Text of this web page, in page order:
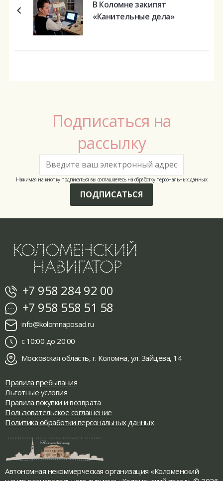
В Коломне закипят
«Канительные дела»
Подписаться на
рассылку
Нажимая на кнопку подписаться вы соглашаетесь на обработку персональных данных
ПОДПИСАТЬСЯ
+7 958 284 92 00
+7 958 558 51 58
info@kolomnaposad.ru
с 10:00 до 20:00
Московская область, г. Коломна, ул. Зайцева, 14
Правила пребывания
Льготные условия
Правила покупки и возврата
Пользовательское соглашение
Политика обработки персональных данных
Автономная некоммерческая организация «Коломенский